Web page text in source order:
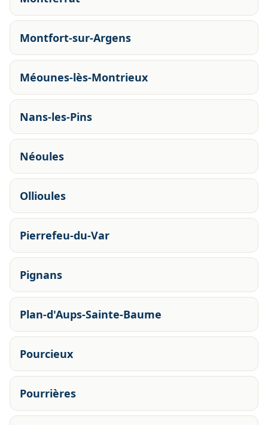
Montfort-sur-Argens
Méounes-lès-Montrieux
Nans-les-Pins
Néoules
Ollioules
Pierrefeu-du-Var
Pignans
Plan-d'Aups-Sainte-Baume
Pourcieux
Pourrières